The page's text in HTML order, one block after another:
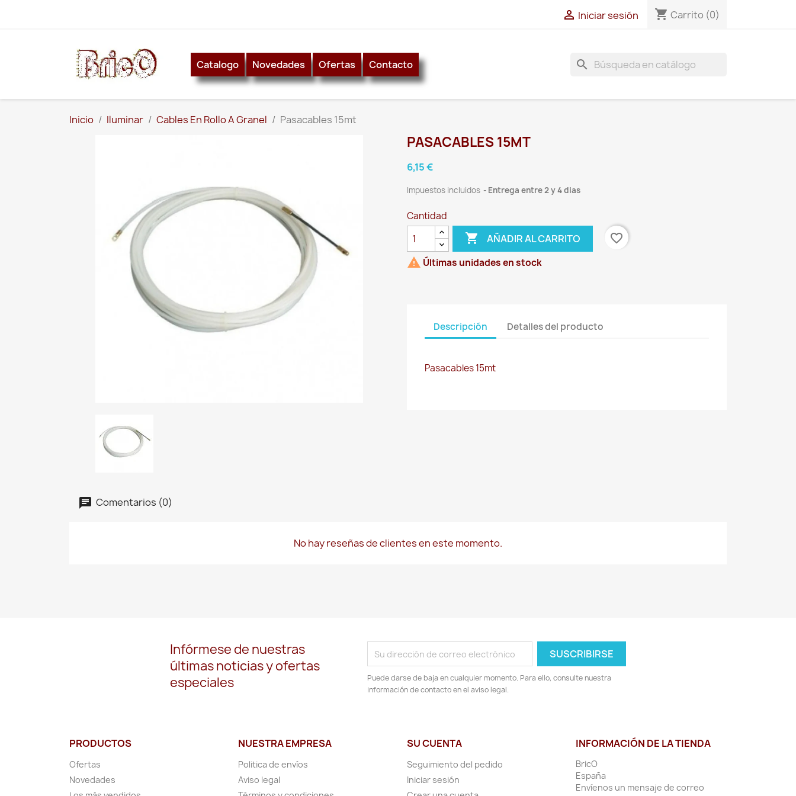
 Iniciar sesión shopping_cart Carrito (0)
Catalogo Novedades Ofertas Contacto search
Inicio Iluminar Cables En Rollo A Granel Pasacables 15mt
PASACABLES 15MT
6,15 €
Impuestos incluidos Entrega entre 2 y 4 dias
Cantidad
 AÑADIR AL CARRITO
favorite_border
 Últimas unidades en stock
Descripción Detalles del producto
Pasacables 15mt
Comentarios (0)
No hay reseñas de clientes en este momento.
Infórmese de nuestras
últimas noticias y ofertas
especiales
Puede darse de baja en cualquier momento. Para ello, consulte nuestra
información de contacto en el aviso legal.
PRODUCTOS
Ofertas
Novedades
NUESTRA EMPRESA
Politica de envíos
Aviso legal
SU CUENTA
Seguimiento del pedido
Iniciar sesión
INFORMACIÓN DE LA TIENDA
BricO
España
Envíenos un mensaje de correo